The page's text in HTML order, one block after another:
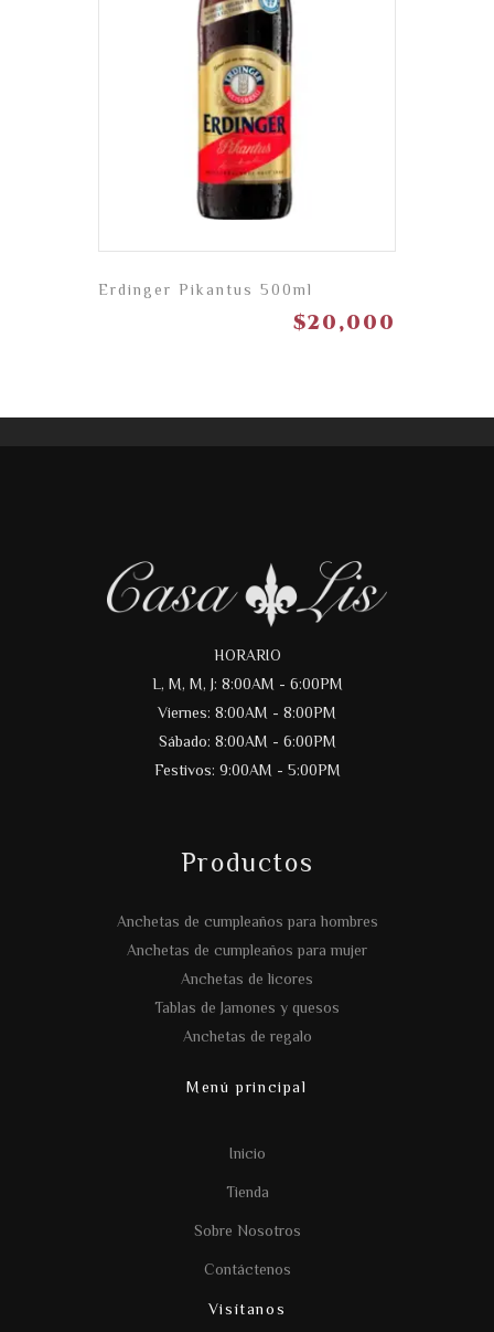
Erdinger Pikantus 500ml
$20,000
HORARIO
L, M, M, J: 8:00AM - 6:00PM
Viernes: 8:00AM - 8:00PM
Sábado: 8:00AM - 6:00PM
Festivos: 9:00AM - 5:00PM
Productos
Anchetas de cumpleaños para hombres
Anchetas de cumpleaños para mujer
Anchetas de licores
Tablas de Jamones y quesos
Anchetas de regalo
Menú principal
Inicio
Tienda
Sobre Nosotros
Contáctenos
Visítanos